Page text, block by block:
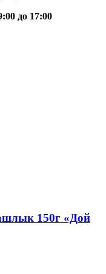
до 17:00
150г «Дой